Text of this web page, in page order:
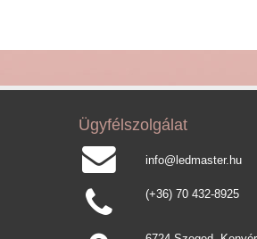
Ügyfélszolgálat
info@ledmaster.hu
(+36) 70 432-8925